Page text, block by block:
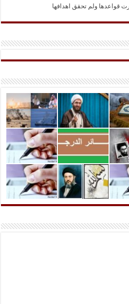
قواعدها ولم تحقق اهدافها